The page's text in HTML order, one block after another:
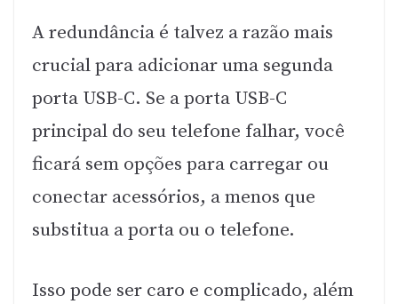
A redundância é talvez a razão mais
crucial para adicionar uma segunda
porta USB-C. Se a porta USB-C
principal do seu telefone falhar, você
ficará sem opções para carregar ou
conectar acessórios, a menos que
substitua a porta ou o telefone.
Isso pode ser caro e complicado, além